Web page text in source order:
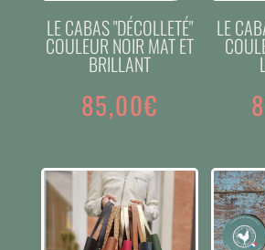
LE CABAS "DÉCOLLETÉ"
COULEUR NOIR MAT ET
BRILLANT
85,00€
LE